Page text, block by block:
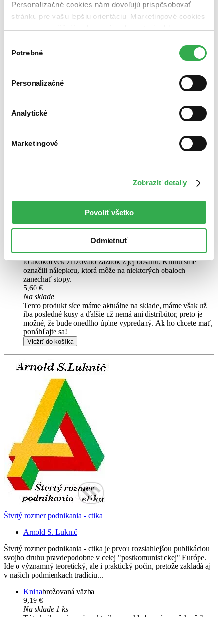
Personalizačné cookies nám dovoľujú prispôsobovať
stránku pre vašu lepšiu orientáciu. Marketingové cookies
nám pomohlo, keby sme mohli používať všetky tieto
súhlasu
Potrebné
Personalizačné
Analytické
Marketingové
Zobraziť detaily
Povoliť všetko
Odmietnuť
Ochrana podnikateľských informácií
Proces riadenia fyzickej, logistickej a administratívnej ochrany
Knihabrožovaná väzba
vám ho vieme zabezpečiť a odoslať do 12 – 17 dní. A
mierne opotrebovaná
Na tejto knihe už síce poznať, že ju niekto
čítal, môže jej chýbať prebal, nie je však poškodená tak, aby
to akokoľvek znižovalo zážitok z jej obsahu. Knihu sme
označili nálepkou, ktorá môže na niektorých obaloch
zanechať stopy.
5,60 €
Na sklade
Tento produkt síce máme aktuálne na sklade, máme však už
iba posledné kusy a ďalšie už nemá ani distribútor, preto je
možné, že bude onedlho úplne vypredaný. Ak ho chcete mať,
ponáhľajte sa!
Vložiť do košíka
Štvrtý rozmer podnikania - etika
Arnold S. Luknič
Štvrtý rozmer podnikania - etika je prvou rozsiahlejšou publikáciou
svojho druhu pravdepodobne v celej "postkomunistickej" Európe.
Ide o významný teoretický, ale i praktický počin, pretože zakladá aj
v našich podmienkach tradíciu...
Knihabrožovaná väzba
9,19 €
Na sklade 1 ks